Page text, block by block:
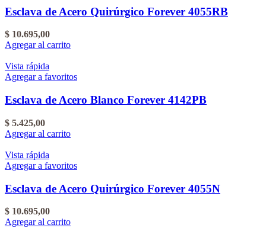
Esclava de Acero Quirúrgico Forever 4055RB
$ 10.695,00
Agregar al carrito
Vista rápida
Agregar a favoritos
Esclava de Acero Blanco Forever 4142PB
$ 5.425,00
Agregar al carrito
Vista rápida
Agregar a favoritos
Esclava de Acero Quirúrgico Forever 4055N
$ 10.695,00
Agregar al carrito